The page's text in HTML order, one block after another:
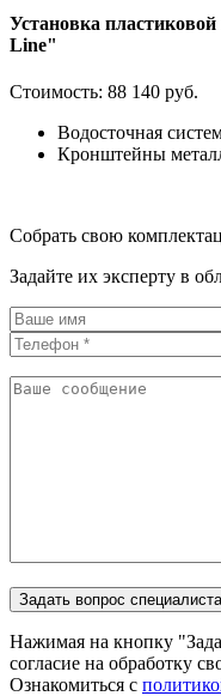
Установка
Line"
Стоимость: 88 140 руб.
Водосточная
Кронштейны
Собрать свою
Задайте их эксперту в
Нажимая на кнопку
согласие на обработку
Ознакомиться с